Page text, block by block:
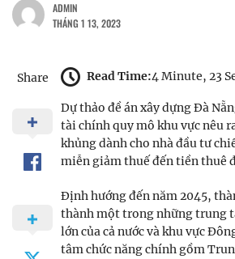
ADMIN
THÁNG 1 13, 2023
Share Read Time:4 Minute, 23
Dự thảo đề án xây dựng Đà
tài chính quy mô khu vực nêu
khủng dành cho nhà đầu tư
miễn giảm thuế đến tiền thuê
Định hướng đến năm 2045,
thành một trong những trung
lớn của cả nước và khu vực
tâm chức năng chính gồm